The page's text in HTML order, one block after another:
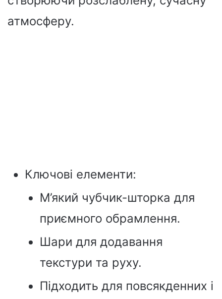
атмосферу.
Ключові елементи:
М’який чубчик-шторка для
приємного обрамлення.
Шари для додавання
текстури та руху.
Підходить для повсякденних і